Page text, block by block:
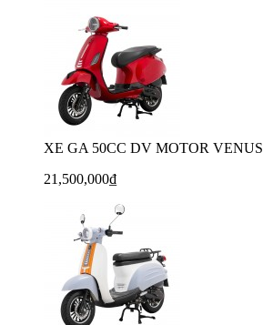
XE GA 50CC DV MOTOR VENUS
21,500,000₫